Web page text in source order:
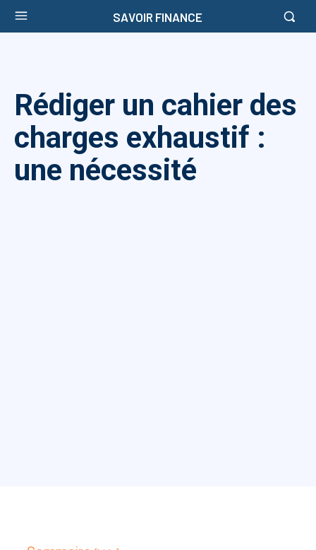
SAVOIR FINANCE
Rédiger un cahier des
charges exhaustif :
une nécessité